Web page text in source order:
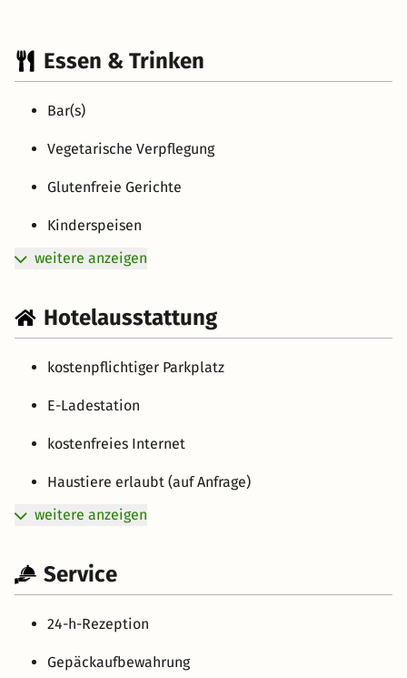
Essen & Trinken
Bar(s)
Vegetarische Verpflegung
Glutenfreie Gerichte
Kinderspeisen
weitere anzeigen
Hotelausstattung
kostenpflichtiger Parkplatz
E-Ladestation
kostenfreies Internet
Haustiere erlaubt (auf Anfrage)
weitere anzeigen
Service
24-h-Rezeption
Gepäckaufbewahrung